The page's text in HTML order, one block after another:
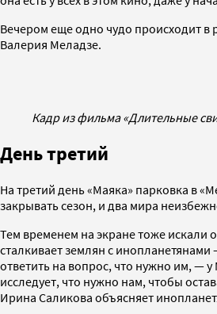
Вечером еще одно чудо происходит в
Валерия Меладзе.
Кадр из фильма «Длительные
День третий
На третий день «Маяка» парковка в
закрывать сезон, и два мира
Тем временем на экране тоже
сталкивает землян с
ответить на вопрос, что нужно им, —
исследует, что нужно нам, чтобы
Ирина Саликова объясняет